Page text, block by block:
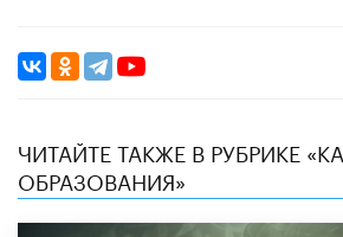
ЧИТАЙТЕ ТАКЖЕ В РУБРИКЕ
ОБРАЗОВАНИЯ»